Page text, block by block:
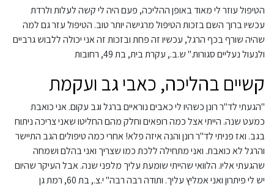
הטיפול עוזר לי מאוד באופן ההליכה, פעם היה לי קשה לעלות ולרדת
עכשיו ברוך השם בזכות הטיפול מרגישה יותר טוב. הטיפול עזר גם למה
שהיה שורף בכף הרגל, עכשיו זה פחת ובזכות זה אני יכולה ללבוש גרביים
ולנעול נעליים סגורות." ש.ב., עקרת בית, בת 49, רחובות
קשיים בהליכה, כאבי גב ועקמת
"הגעתי לד"ר רונן כשהיו לי כאבים נוראיים ברגל וגב עקום. אני כואבת
כמעט שנה. הייתי אצל כמה רופאים וחלק מהם החליטו שאני צריכה ניתוח
בגב. ואז פניתי לד"ר רונן והנה איזה פלא! אחרי כמה טיפולים הגב התיישר
והרגל לא כואבת. ואני מתחילה ללכת כמו שצריך ואני בהלם ושמחה
שהגעתי אליו. הלוואי שהייתי שומעת עליך מלפני שנה. אבל העיקר שהיום
יש לי פיתרון ואני אמליץ עליך. ותודה רבה רבה" י.צ., בת 60, רמת גן